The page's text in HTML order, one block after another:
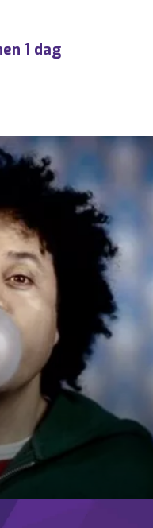
1 dag